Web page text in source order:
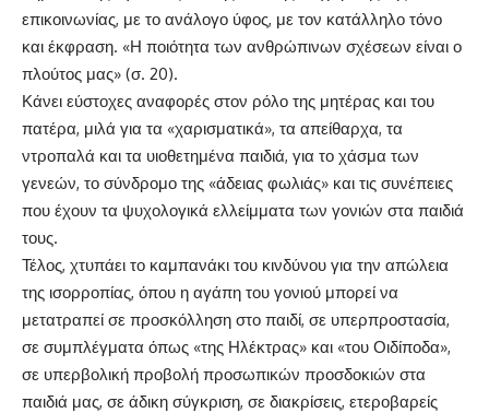
επικοινωνίας, με το ανάλογο ύφος, με τον κατάλληλο τόνο
και έκφραση. «Η ποιότητα των ανθρώπινων σχέσεων είναι ο
πλούτος μας» (σ. 20).
Κάνει εύστοχες αναφορές στον ρόλο της μητέρας και του
πατέρα, μιλά για τα «χαρισματικά», τα απείθαρχα, τα
ντροπαλά και τα υιοθετημένα παιδιά, για το χάσμα των
γενεών, το σύνδρομο της «άδειας φωλιάς» και τις συνέπειες
που έχουν τα ψυχολογικά ελλείμματα των γονιών στα παιδιά
τους.
Τέλος, χτυπάει το καμπανάκι του κινδύνου για την απώλεια
της ισορροπίας, όπου η αγάπη του γονιού μπορεί να
μετατραπεί σε προσκόλληση στο παιδί, σε υπερπροστασία,
σε συμπλέγματα όπως «της Ηλέκτρας» και «του Οιδίποδα»,
σε υπερβολική προβολή προσωπικών προσδοκιών στα
παιδιά μας, σε άδικη σύγκριση, σε διακρίσεις, ετεροβαρείς